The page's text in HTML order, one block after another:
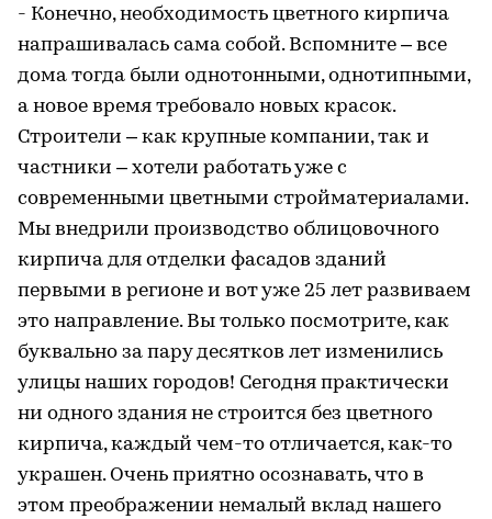
- Конечно, необходимость цветного кирпича
напрашивалась сама собой. Вспомните – все
дома тогда были однотонными, однотипными,
а новое время требовало новых красок.
Строители – как крупные компании, так и
частники – хотели работать уже с
современными цветными стройматериалами.
Мы внедрили производство облицовочного
кирпича для отделки фасадов зданий
первыми в регионе и вот уже 25 лет развиваем
это направление. Вы только посмотрите, как
буквально за пару десятков лет изменились
улицы наших городов! Сегодня практически
ни одного здания не строится без цветного
кирпича, каждый чем-то отличается, как-то
украшен. Очень приятно осознавать, что в
этом преображении немалый вклад нашего